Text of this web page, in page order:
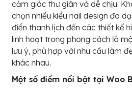
cảm giác thư giãn và dễ chịu.
chọn nhiều kiểu nail design đa
điển thanh lịch đến các thiết kế
linh hoạt trong phong cách là
lưu ý, phù hợp với nhu cầu làm
khác nhau.
Một số điểm nổi bật tại Woo